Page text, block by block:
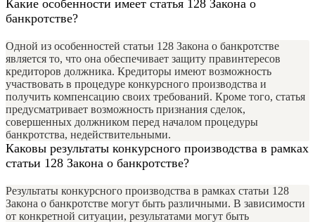
Какие особенности имеет статья 128 Закона о
банкротстве?
Одной из особенностей статьи 128 Закона о банкротстве
является то, что она обеспечивает защиту правинтересов
кредиторов должника. Кредиторы имеют возможность
участвовать в процедуре конкурсного производства и
получить компенсацию своих требований. Кроме того, статья
предусматривает возможность признания сделок,
совершенных должником перед началом процедуры
банкротства, недействительными.
Каковы результаты конкурсного производства в рамках
статьи 128 Закона о банкротстве?
Результаты конкурсного производства в рамках статьи 128
Закона о банкротстве могут быть различными. В зависимости
от конкретной ситуации, результатами могут быть